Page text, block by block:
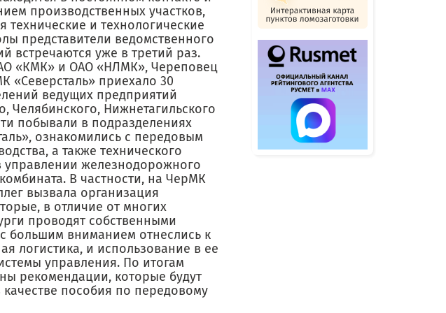
производственных участков,
и технологические
представители ведомственного
встречаются уже в третий раз.
«КМК» и ОАО «НЛМК», Череповец
«Северсталь» приехало 30
ведущих предприятий
Челябинского, Нижнетагильского
побывали в подразделениях
ознакомились с передовым
а также технического
управлении железнодорожного
В частности, на ЧерМК
вызвала организация
в отличие от многих
проводят собственными
большим вниманием отнеслись к
логистика, и использование в ее
управления. По итогам
рекомендации, которые будут
пособия по передовому